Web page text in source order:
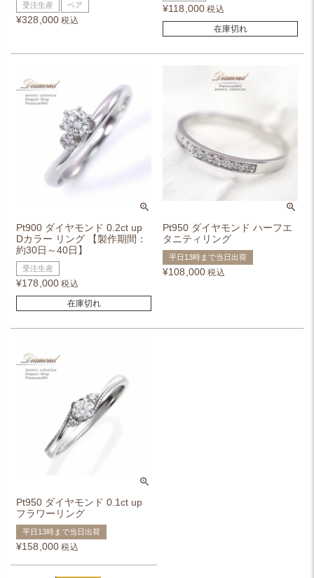
受注生産 ペア
¥328,000 税込
¥118,000 税込
在庫切れ
Pt900 ダイヤモンド 0.2ct up
Dカラー リング 【製作期間：
約30日～40日】
受注生産
¥178,000 税込
在庫切れ
Pt950 ダイヤモンド ハーフエ
タニティリング
平日13時まで当日出荷
¥108,000 税込
Pt950 ダイヤモンド 0.1ct up
フラワーリング
平日13時まで当日出荷
¥158,000 税込